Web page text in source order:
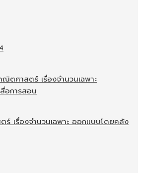
เรื่องจำนวนเฉพาะ ออกแบบโดยคลัง